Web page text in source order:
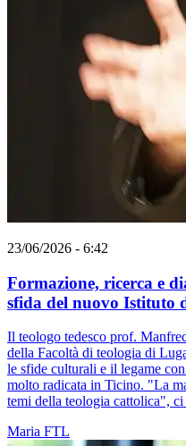
23/06/2026 - 6:42
Formazione, ricerca e
sfida del nuovo Istituto
Il teologo tedesco prof.
della Facoltà di teologia di
le sfide culturali e il legame
molto radicata in Ticino. "La
temi della teologia cattolica", ci
Maria FTL